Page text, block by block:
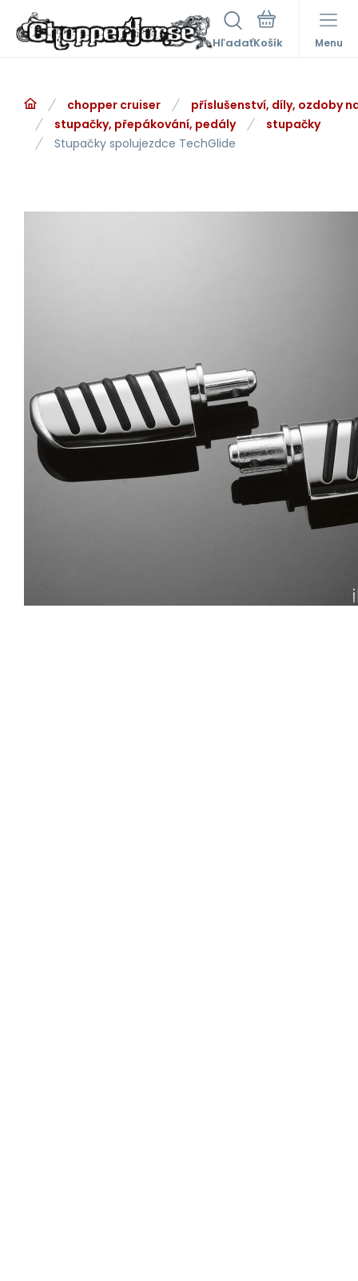
Hľadať Menu
chopper cruiser
příslušenství, díly, ozdoby
stupačky, přepákování, pedály
stupačky
Stupačky spolujezdce TechGlide